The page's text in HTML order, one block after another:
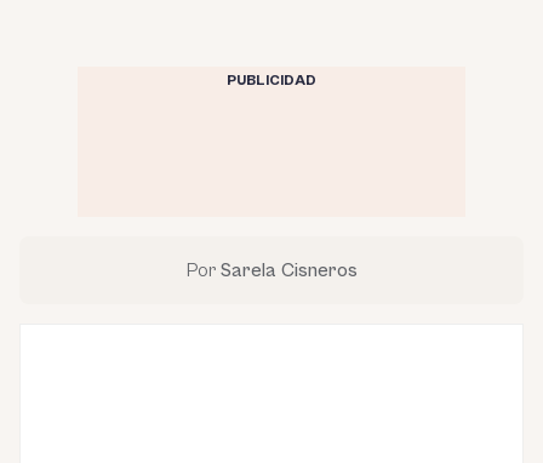
PUBLICIDAD
Por Sarela Cisneros